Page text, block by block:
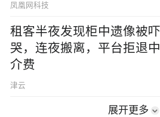
凤凰网科技
租客半夜发现柜中遗像被吓
哭，连夜搬离，平台拒退中
介费
津云
展开更多